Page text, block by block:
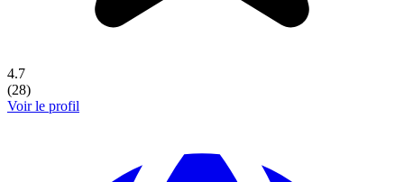
4.7
(28)
Voir le profil